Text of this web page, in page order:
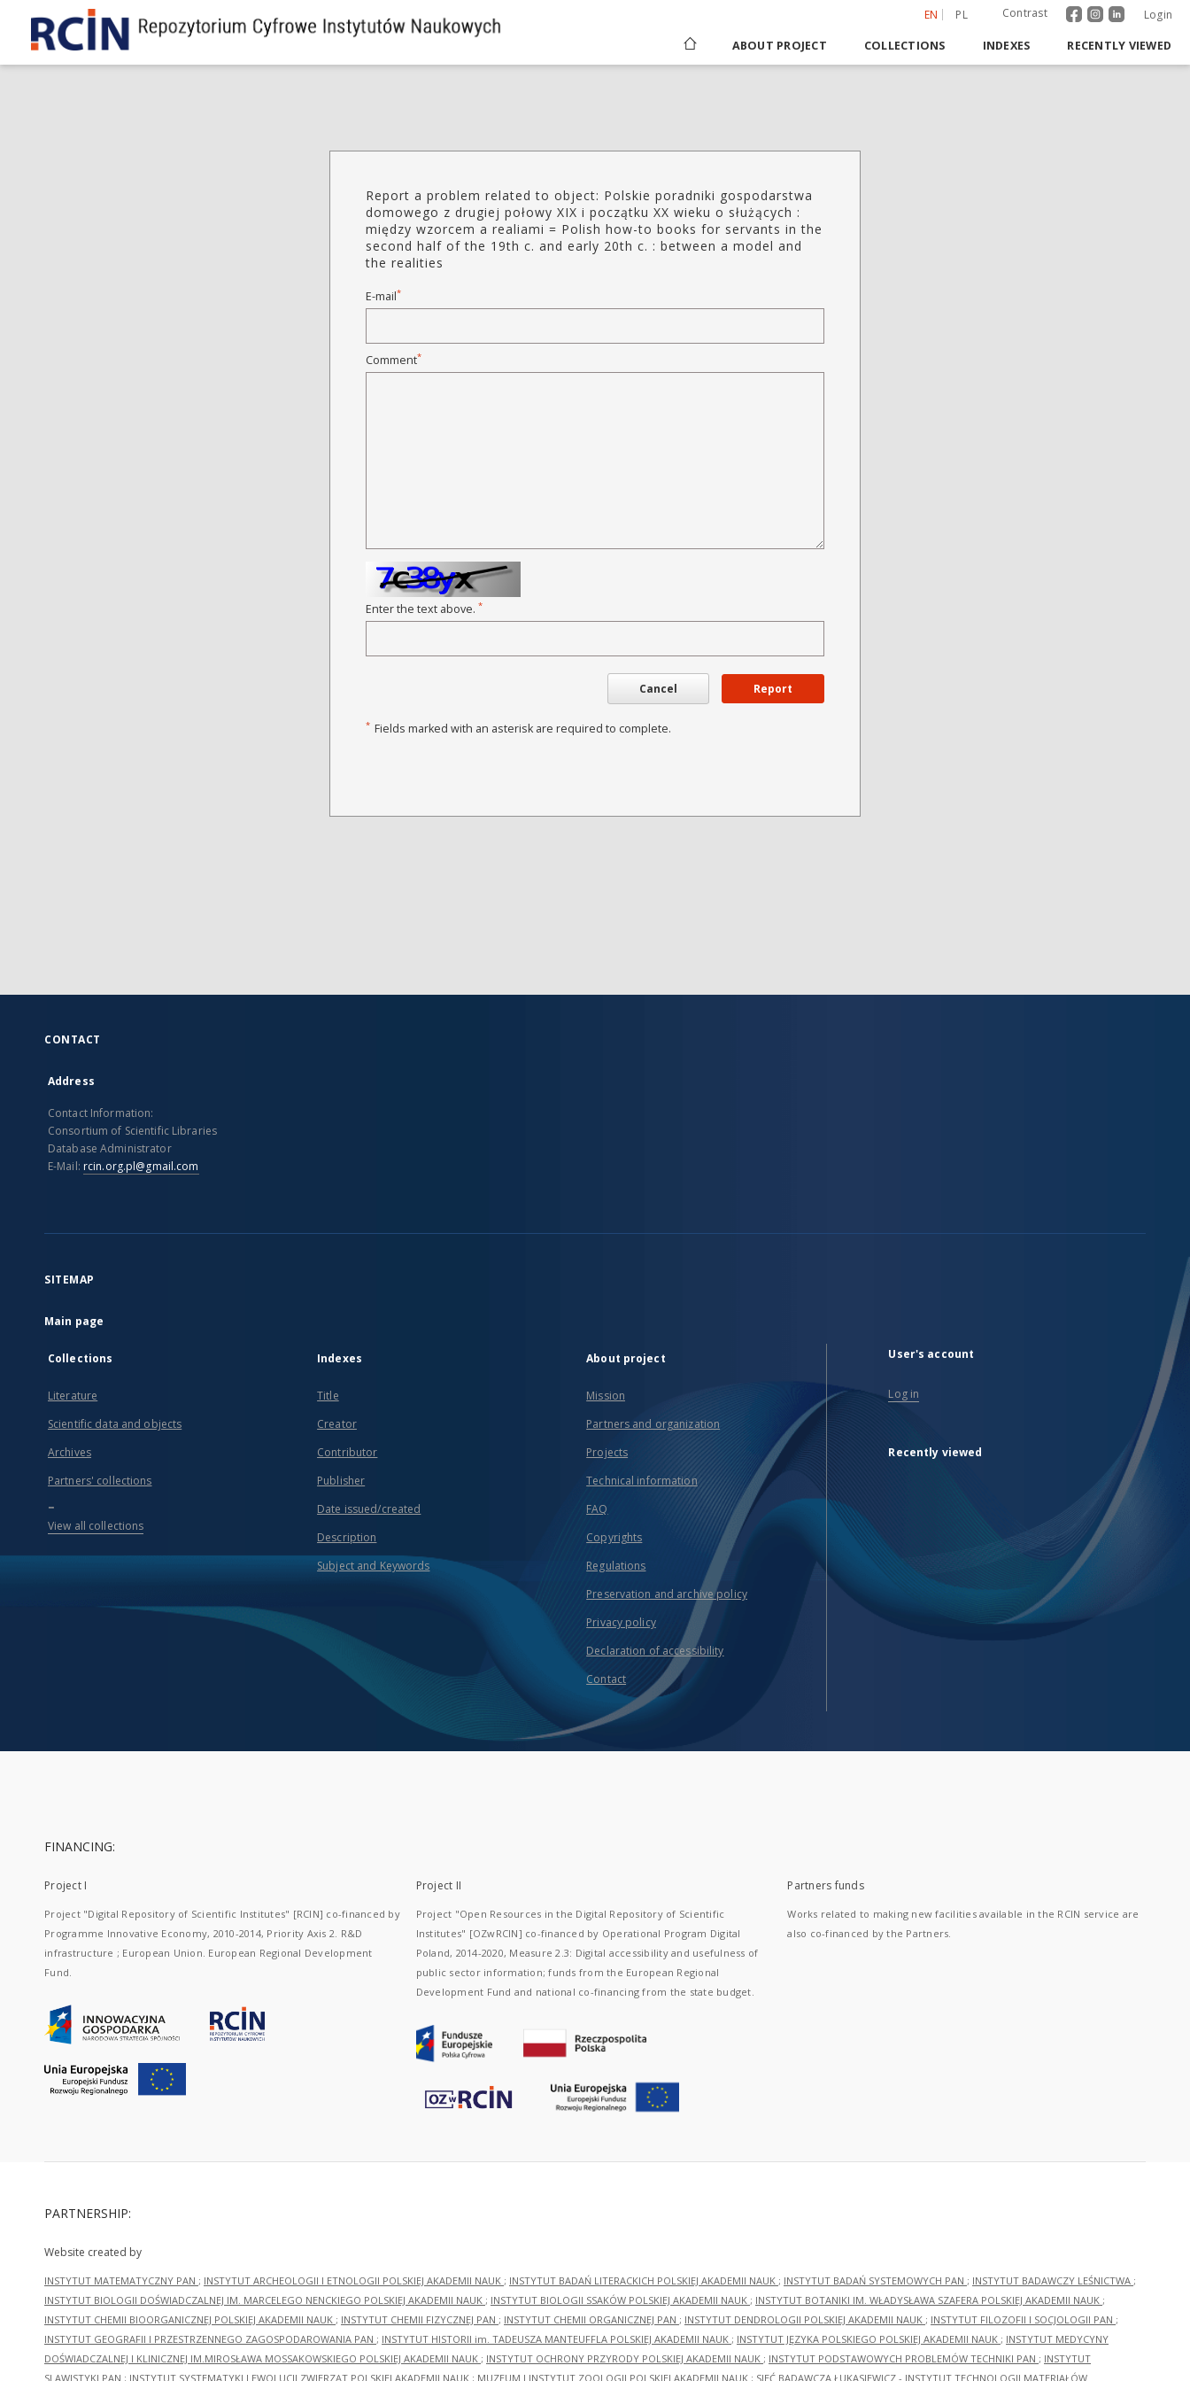
EN PL Contrast Login
ABOUT PROJECT COLLECTIONS INDEXES RECENTLY VIEWED
Report a problem related to object: Polskie poradniki gospodarstwa
domowego z drugiej połowy XIX i początku XX wieku o służących :
między wzorcem a realiami = Polish how-to books for servants in the
second half of the 19th c. and early 20th c. : between a model and
the realities
E-mail*
Comment*
Enter the text above. *
Cancel Report
* Fields marked with an asterisk are required to complete.
CONTACT
Address
Contact Information:
Consortium of Scientific Libraries
Database Administrator
E-Mail: rcin.org.pl@gmail.com
SITEMAP
Main page
Collections
Literature
Scientific data and objects
Archives
Partners' collections
...
View all collections
Indexes
Title
Creator
Contributor
Publisher
Date issued/created
Description
Subject and Keywords
About project
Mission
Partners and organization
Projects
Technical information
FAQ
Copyrights
Regulations
Preservation and archive policy
Privacy policy
Declaration of accessibility
Contact
User's account
Log in
Recently viewed
FINANCING:
Project I
Project "Digital Repository of Scientific Institutes" [RCIN] co-financed by
Programme Innovative Economy, 2010-2014, Priority Axis 2. R&D
infrastructure ; European Union. European Regional Development
Fund.
Project II
Project "Open Resources in the Digital Repository of Scientific
Institutes" [OZwRCIN] co-financed by Operational Program Digital
Poland, 2014-2020, Measure 2.3: Digital accessibility and usefulness of
public sector information; funds from the European Regional
Development Fund and national co-financing from the state budget.
Partners funds
Works related to making new facilities available in the RCIN service are
also co-financed by the Partners.
PARTNERSHIP:
Website created by
INSTYTUT MATEMATYCZNY PAN ; INSTYTUT ARCHEOLOGII I ETNOLOGII POLSKIEJ AKADEMII NAUK ; INSTYTUT BADAŃ LITERACKICH POLSKIEJ AKADEMII NAUK ; INSTYTUT BADAŃ SYSTEMOWYCH PAN ; INSTYTUT BADAWCZY LEŚNICTWA ;
INSTYTUT BIOLOGII DOŚWIADCZALNEJ IM. MARCELEGO NENCKIEGO POLSKIEJ AKADEMII NAUK ; INSTYTUT BIOLOGII SSAKÓW POLSKIEJ AKADEMII NAUK ; INSTYTUT BOTANIKI IM. WŁADYSŁAWA SZAFERA POLSKIEJ AKADEMII NAUK ;
INSTYTUT CHEMII BIOORGANICZNEJ POLSKIEJ AKADEMII NAUK ; INSTYTUT CHEMII FIZYCZNEJ PAN ; INSTYTUT CHEMII ORGANICZNEJ PAN ; INSTYTUT DENDROLOGII POLSKIEJ AKADEMII NAUK ; INSTYTUT FILOZOFII I SOCJOLOGII PAN ;
INSTYTUT GEOGRAFII I PRZESTRZENNEGO ZAGOSPODAROWANIA PAN ; INSTYTUT HISTORII im. TADEUSZA MANTEUFFLA POLSKIEJ AKADEMII NAUK ; INSTYTUT JĘZYKA POLSKIEGO POLSKIEJ AKADEMII NAUK ; INSTYTUT MEDYCYNY
DOŚWIADCZALNEJ I KLINICZNEJ IM.MIROSŁAWA MOSSAKOWSKIEGO POLSKIEJ AKADEMII NAUK ; INSTYTUT OCHRONY PRZYRODY POLSKIEJ AKADEMII NAUK ; INSTYTUT PODSTAWOWYCH PROBLEMÓW TECHNIKI PAN ; INSTYTUT
SLAWISTYKI PAN ; INSTYTUT SYSTEMATYKI I EWOLUCJI ZWIERZĄT POLSKIEJ AKADEMII NAUK ; MUZEUM I INSTYTUT ZOOLOGII POLSKIEJ AKADEMII NAUK ; SIEĆ BADAWCZA ŁUKASIEWICZ - INSTYTUT TECHNOLOGII MATERIAŁÓW